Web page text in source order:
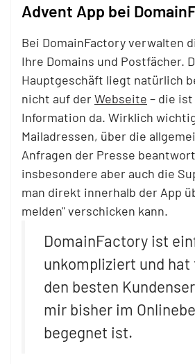
Advent App bei
Bei DomainFactory verwalten
Ihre Domains und Postfächer.
Hauptgeschäft liegt natürlich
nicht auf derWebseite – die
Information da. Wirklich
Mailadressen, über die
Anfragen der Presse
insbesondere aber auch die
man direkt innerhalb der App
melden" verschicken kann.
DomainFactory ist
unkompliziert und
den besten
mir bisher im
begegnet ist.